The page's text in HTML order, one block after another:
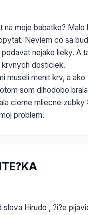
moje babatko?
Neviem co sa
nejake lieky. A
dosticiek.
museli menit krv, a
som dlhodobo
cierne mliecne zubky
problem.
Hirudo , ?i?e